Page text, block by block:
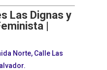
Las Dignas y
|
Norte, Calle Las